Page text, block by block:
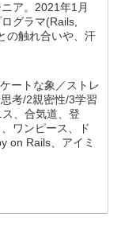
ア。2021年1月
グラマ(Rails,
の触れ合いや、汗
ートな象／ストレ
考/2親密性/3学習
、合気道、登
ワンピース、ド
on Rails、アイミ